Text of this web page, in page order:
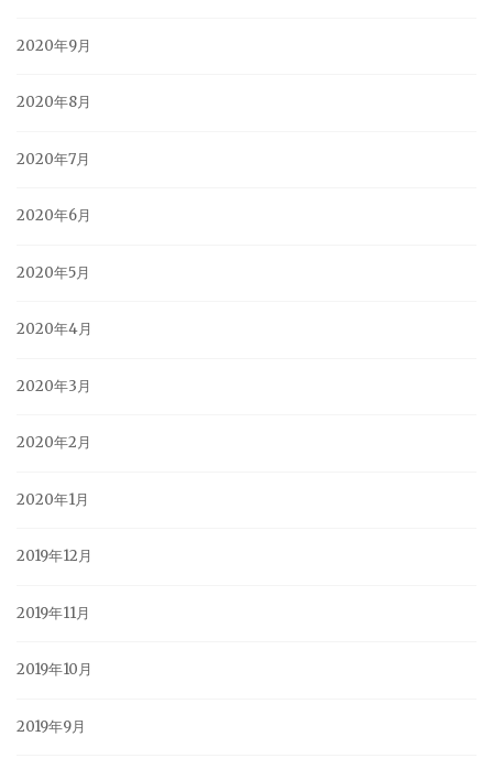
2020年9月
2020年8月
2020年7月
2020年6月
2020年5月
2020年4月
2020年3月
2020年2月
2020年1月
2019年12月
2019年11月
2019年10月
2019年9月